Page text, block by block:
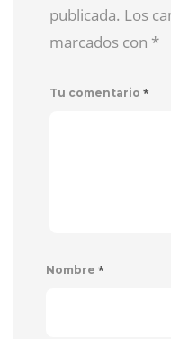
publicada. Los
marcados con *
Tu comentario *
Nombre *